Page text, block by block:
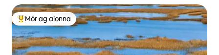
An-mhór ag aíonna
Mór ag aíonna